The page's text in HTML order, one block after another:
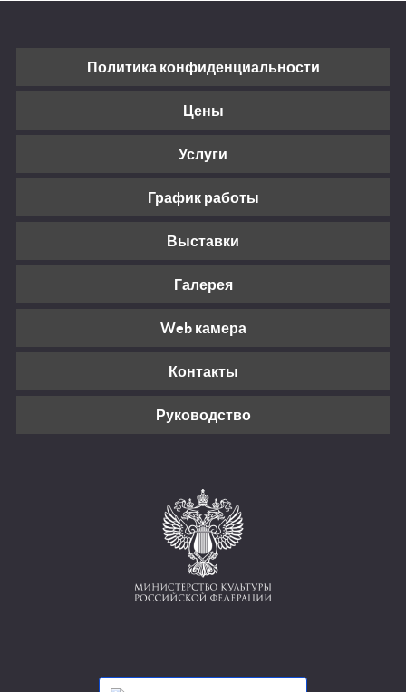
Политика конфиденциальности
Цены
Услуги
График работы
Выставки
Галерея
Web камера
Контакты
Руководство